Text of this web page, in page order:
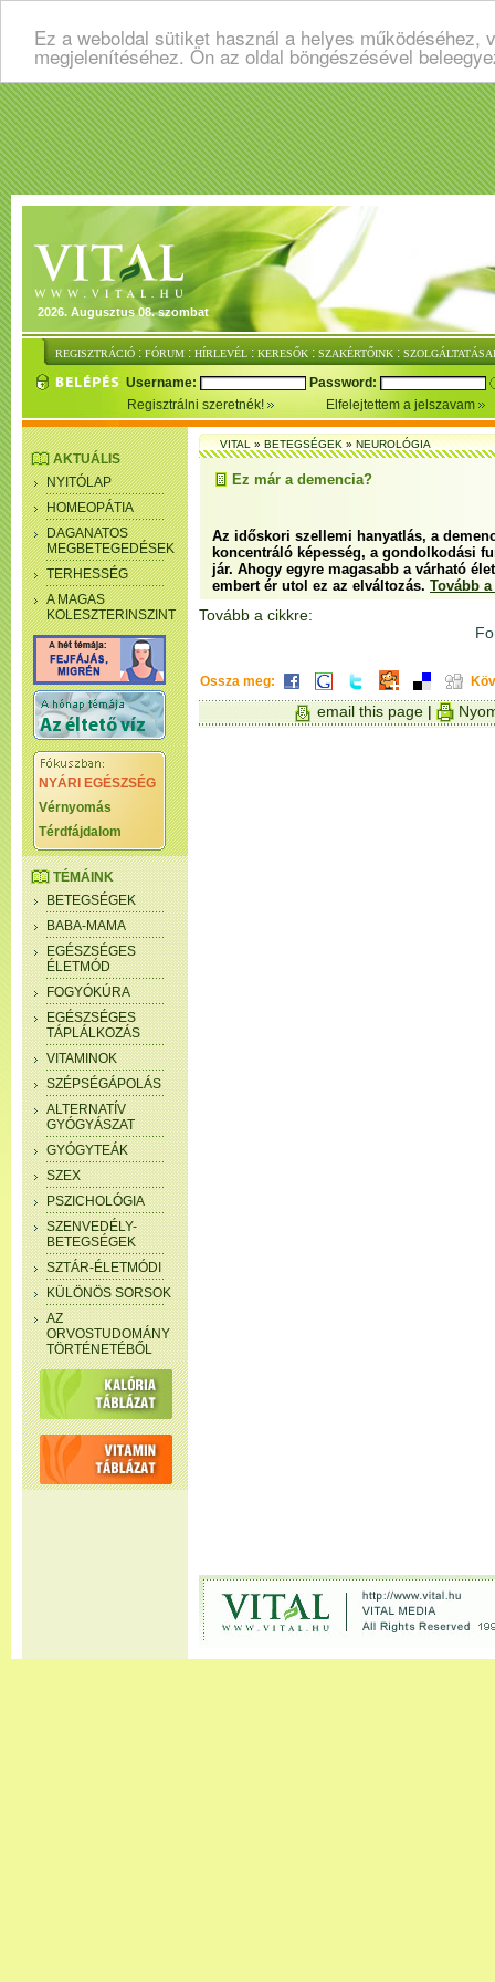
Ez a weboldal sütiket használ a helyes
megjelenítéséhez. Ön az oldal böngészésével
2026. Augusztus 08. szombat
REGISZTRÁCIÓ : FÓRUM : HÍRLEVÉL : KERESŐK : SZAKÉRTŐINK :
Username:
Password:
Regisztrálni szeretnék!
Elfelejtettem a jelszavam
AKTUÁLIS
NYITÓLAP
HOMEOPÁTIA
DAGANATOS
MEGBETEGEDÉSEK
TERHESSÉG
A MAGAS
KOLESZTERINSZINT
NYÁRI EGÉSZSÉG
Vérnyomás
Térdfájdalom
TÉMÁINK
BETEGSÉGEK
BABA-MAMA
EGÉSZSÉGES
ÉLETMÓD
FOGYÓKÚRA
EGÉSZSÉGES
TÁPLÁLKOZÁS
VITAMINOK
SZÉPSÉGÁPOLÁS
ALTERNATÍV
GYÓGYÁSZAT
GYÓGYTEÁK
SZEX
PSZICHOLÓGIA
SZENVEDÉLY-
BETEGSÉGEK
SZTÁR-ÉLETMÓDI
KÜLÖNÖS SORSOK
AZ
ORVOSTUDOMÁNY
TÖRTÉNETÉBŐL
VITAL»BETEGSÉGEK»NEUROLÓGIA
Ez már a demencia?
Az időskori szellemi hanyatlás, a
koncentráló képesség, a gondolkodási
jár. Ahogy egyre magasabb a várható
embert ér utol ez az elváltozás. Tovább
Tovább a cikkre:
Ossza meg:
email this page |